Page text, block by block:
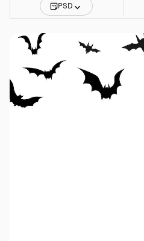
PSD